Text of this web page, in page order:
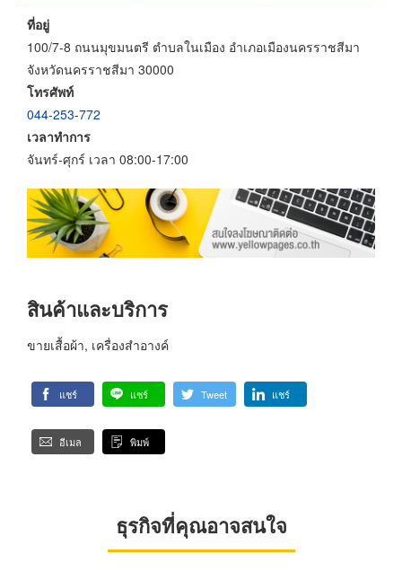
ที่อยู่
100/7-8 ถนนมุขมนตรี ตำบลในเมือง อำเภอเมืองนครราชสีมา
จังหวัดนครราชสีมา 30000
โทรศัพท์
044-253-772
เวลาทำการ
จันทร์-ศุกร์ เวลา 08:00-17:00
สินค้าและบริการ
ขายเสื้อผ้า, เครื่องสำอางค์
แชร์ แชร์ Tweet แชร์
อีเมล พิมพ์
ธุรกิจที่คุณอาจสนใจ